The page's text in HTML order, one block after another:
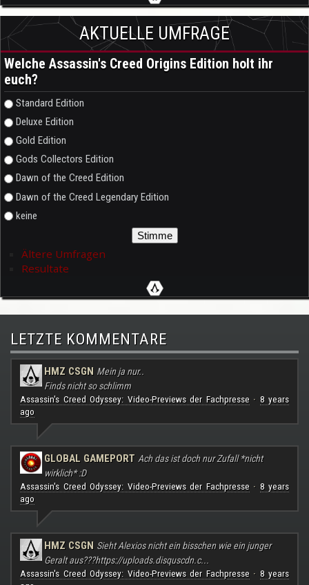
AKTUELLE UMFRAGE
Welche Assassin's Creed Origins Edition holt ihr
euch?
Auswahlmöglichkeiten
Standard Edition
Deluxe Edition
Gold Edition
Gods Collectors Edition
Dawn of the Creed Edition
Dawn of the Creed Legendary Edition
keine
Ältere Umfragen
Resultate
LETZTE KOMMENTARE
HMZ CSGN Mein ja nur..
Finds nicht so schlimm
Assassin's Creed Odyssey: Video-Previews der Fachpresse· 8 years
ago
GLOBAL GAMEPORT Ach das ist doch nur Zufall *nicht
wirklich* :D
Assassin's Creed Odyssey: Video-Previews der Fachpresse· 8 years
ago
HMZ CSGN Sieht Alexios nicht ein bisschen wie ein junger
Geralt aus???https://uploads.disquscdn.c...
Assassin's Creed Odyssey: Video-Previews der Fachpresse· 8 years